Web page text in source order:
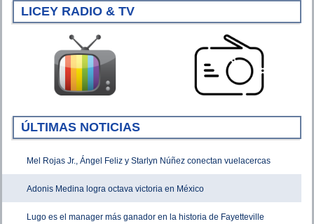
LICEY RADIO & TV
ÚLTIMAS NOTICIAS
Mel Rojas Jr., Ángel Feliz y Starlyn Núñez conectan vuelacercas
Adonis Medina logra octava victoria en México
Lugo es el manager más ganador en la historia de Fayetteville